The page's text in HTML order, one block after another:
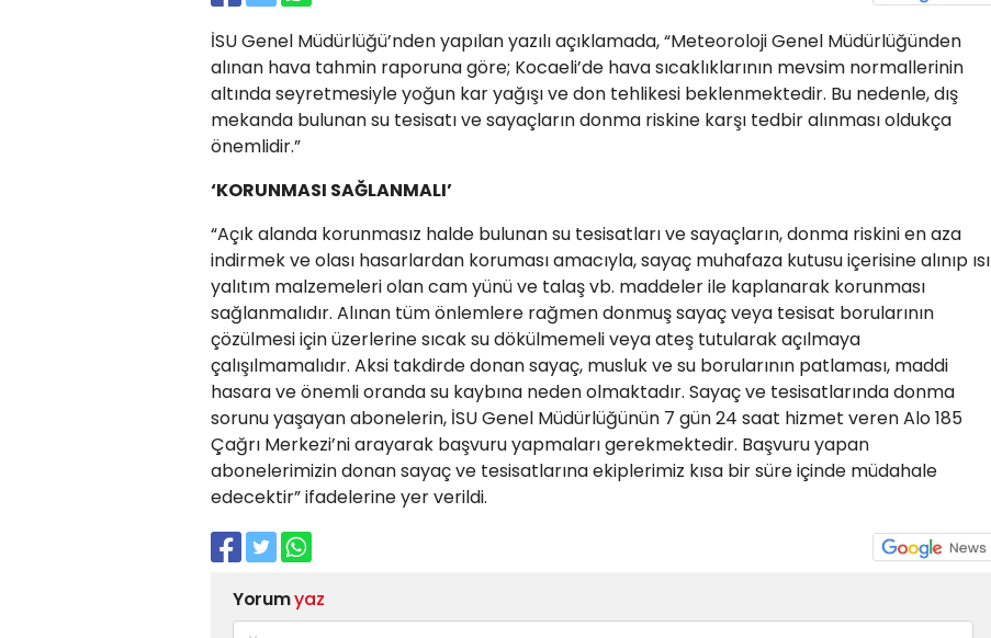
İSU Genel Müdürlüğü’nden yapılan yazılı açıklamada, “Meteoroloji Genel Müdürlüğünden
alınan hava tahmin raporuna göre; Kocaeli’de hava sıcaklıklarının mevsim normallerinin
altında seyretmesiyle yoğun kar yağışı ve don tehlikesi beklenmektedir. Bu nedenle, dış
mekanda bulunan su tesisatı ve sayaçların donma riskine karşı tedbir alınması oldukça
önemlidir.”
‘KORUNMASI SAĞLANMALI’
“Açık alanda korunmasız halde bulunan su tesisatları ve sayaçların, donma riskini en aza
indirmek ve olası hasarlardan koruması amacıyla, sayaç muhafaza kutusu içerisine alınıp ısı
yalıtım malzemeleri olan cam yünü ve talaş vb. maddeler ile kaplanarak korunması
sağlanmalıdır. Alınan tüm önlemlere rağmen donmuş sayaç veya tesisat borularının
çözülmesi için üzerlerine sıcak su dökülmemeli veya ateş tutularak açılmaya
çalışılmamalıdır. Aksi takdirde donan sayaç, musluk ve su borularının patlaması, maddi
hasara ve önemli oranda su kaybına neden olmaktadır. Sayaç ve tesisatlarında donma
sorunu yaşayan abonelerin, İSU Genel Müdürlüğünün 7 gün 24 saat hizmet veren Alo 185
Çağrı Merkezi’ni arayarak başvuru yapmaları gerekmektedir. Başvuru yapan
abonelerimizin donan sayaç ve tesisatlarına ekiplerimiz kısa bir süre içinde müdahale
edecektir” ifadelerine yer verildi.
Yorumyaz